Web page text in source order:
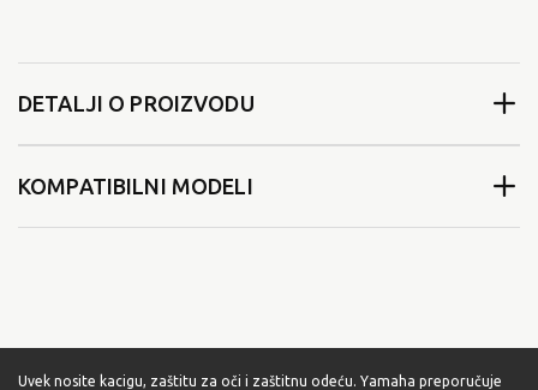
DETALJI O PROIZVODU
KOMPATIBILNI MODELI
Uvek nosite kacigu, zaštitu za oči i zaštitnu odeću. Yamaha preporučuje